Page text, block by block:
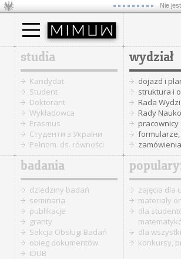
Nie
studia
Kandydat
Student
Doktorant
Wykładowca
Erasmus
Cтуденти з України
Pełnom. ds. równości
wydział
dojazd i
struktura i
Rada
Rady
badania
dziedziny badań
seminaria
publikacje
granty
Sekcja Obsługi Badań
obieg dokumentów
IDUB
zajęcia dla
materiały
dla
dla
konkursy,